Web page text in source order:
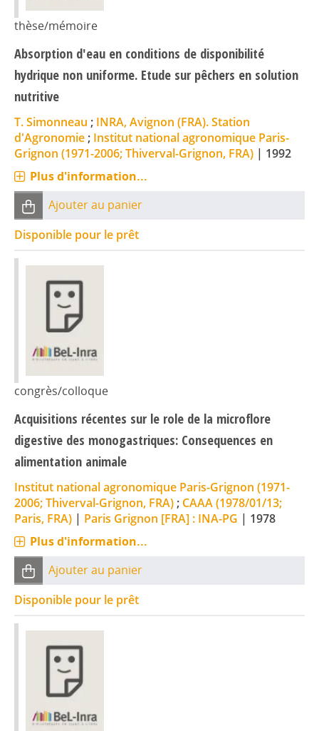
thèse/mémoire
Absorption d'eau en conditions de disponibilité
hydrique non uniforme. Etude sur pêchers en solution
nutritive
T. Simonneau ; INRA, Avignon (FRA). Station
d'Agronomie; Institut national agronomique Paris-
Grignon (1971-2006; Thiverval-Grignon, FRA) | 1992
Plus d'information...
Ajouter au panier
Disponible pour le prêt
congrès/colloque
Acquisitions récentes sur le role de la microflore
digestive des monogastriques: Consequences en
alimentation animale
Institut national agronomique Paris-Grignon (1971-
2006; Thiverval-Grignon, FRA) ; CAAA (1978/01/13;
Paris, FRA) | Paris Grignon [FRA] : INA-PG | 1978
Plus d'information...
Ajouter au panier
Disponible pour le prêt